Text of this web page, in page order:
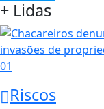
+ Lidas
01
Riscos